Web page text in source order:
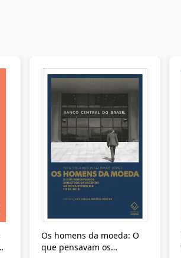
Os homens da moeda: O
que pensavam os